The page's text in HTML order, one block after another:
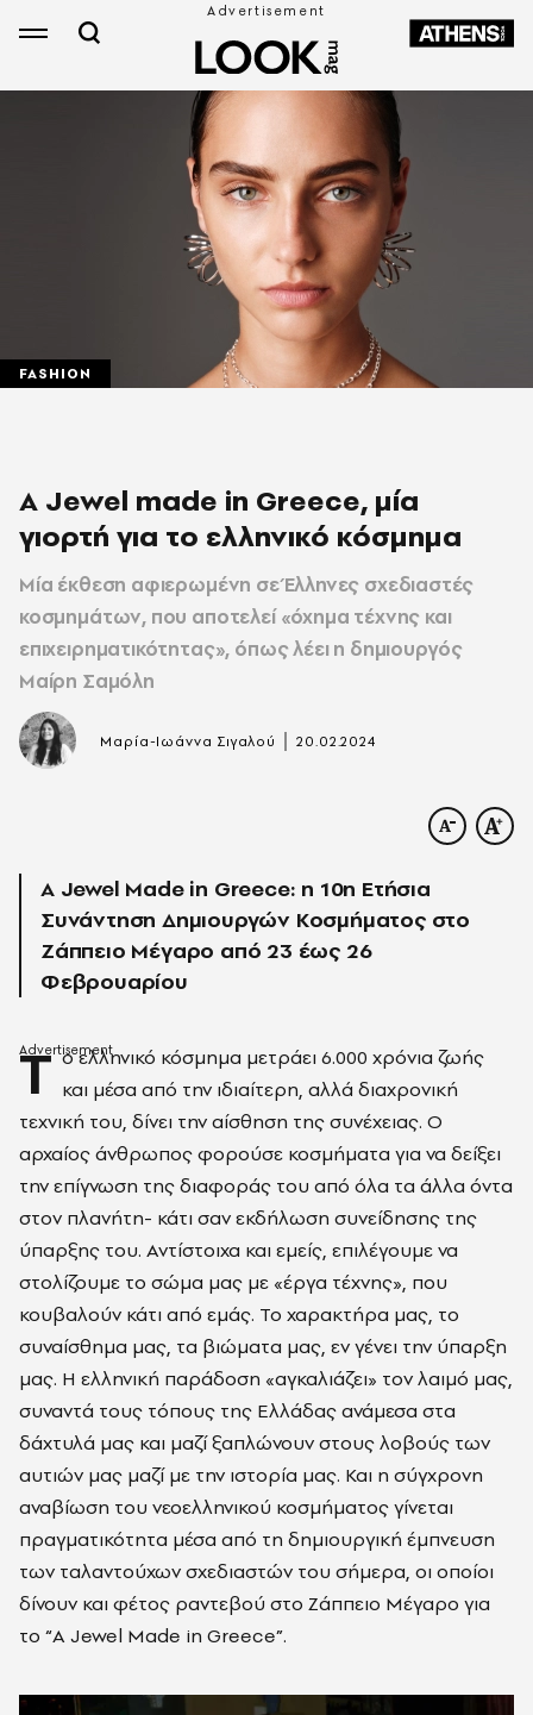
FASHION
A Jewel made in Greece, μία
γιορτή για το ελληνικό κόσμημα
Μία έκθεση αφιερωμένη σε Έλληνες σχεδιαστές
κοσμημάτων, που αποτελεί «όχημα τέχνης και
επιχειρηματικότητας», όπως λέει η δημιουργός
Μαίρη Σαμόλη
Μαρία-Ιωάννα Σιγαλού |20.02.2024
Α Jewel Made in Greece: η 10η Ετήσια
Συνάντηση Δημιουργών Κοσμήματος στο
Ζάππειο Μέγαρο από 23 έως 26
Φεβρουαρίου
Τ ο ελληνικό κόσμημα μετράει 6.000 χρόνια ζωής
και μέσα από την ιδιαίτερη, αλλά διαχρονική
τεχνική του, δίνει την αίσθηση της συνέχειας. Ο
αρχαίος άνθρωπος φορούσε κοσμήματα για να δείξει
την επίγνωση της διαφοράς του από όλα τα άλλα όντα
στον πλανήτη- κάτι σαν εκδήλωση συνείδησης της
ύπαρξης του. Αντίστοιχα και εμείς, επιλέγουμε να
στολίζουμε το σώμα μας με «έργα τέχνης», που
κουβαλούν κάτι από εμάς. Το χαρακτήρα μας, το
συναίσθημα μας, τα βιώματα μας, εν γένει την ύπαρξη
μας. Η ελληνική παράδοση «αγκαλιάζει» τον λαιμό μας,
συναντά τους τόπους της Ελλάδας ανάμεσα στα
δάχτυλά μας και μαζί ξαπλώνουν στους λοβούς των
αυτιών μας μαζί με την ιστορία μας. Και η σύγχρονη
αναβίωση του νεοελληνικού κοσμήματος γίνεται
πραγματικότητα μέσα από τη δημιουργική έμπνευση
των ταλαντούχων σχεδιαστών του σήμερα, οι οποίοι
δίνουν και φέτος ραντεβού στο Ζάππειο Μέγαρο για
το “Α Jewel Made in Greece”.